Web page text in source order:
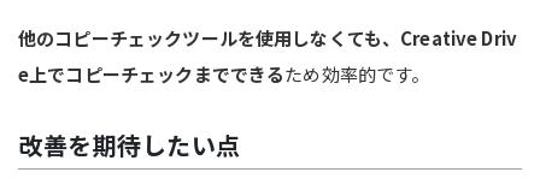
他のコピーチェックツールを使用しなくても、Creative Driv
e上でコピーチェックまでできるため効率的です。
改善を期待したい点